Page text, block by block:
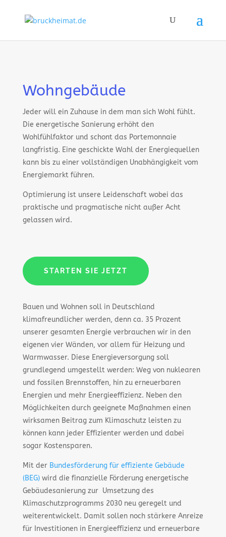
Wohngebäude
Jeder will ein Zuhause in dem man sich Wohl fühlt.
Die energetische Sanierung erhöht den
Wohlfühlfaktor und schont das Portemonnaie
langfristig. Eine geschickte Wahl der Energiequellen
kann bis zu einer vollständigen Unabhängigkeit vom
Energiemarkt führen.
Optimierung ist unsere Leidenschaft wobei das
praktische und pragmatische nicht außer Acht
gelassen wird.
STARTEN SIE JETZT
Bauen und Wohnen soll in Deutschland
klimafreundlicher werden, denn ca. 35 Prozent
unserer gesamten Energie verbrauchen wir in den
eigenen vier Wänden, vor allem für Heizung und
Warmwasser. Diese Energieversorgung soll
grundlegend umgestellt werden: Weg von nuklearen
und fossilen Brennstoffen, hin zu erneuerbaren
Energien und mehr Energieeffizienz. Neben den
Möglichkeiten durch geeignete Maßnahmen einen
wirksamen Beitrag zum Klimaschutz leisten zu
können kann jeder Effizienter werden und dabei
sogar Kostensparen.
Mit der Bundesförderung für effiziente Gebäude
(BEG) wird die finanzielle Förderung energetische
Gebäudesanierung zur Umsetzung des
Klimaschutzprogramms 2030 neu geregelt und
weiterentwickelt. Damit sollen noch stärkere Anreize
für Investitionen in Energieeffizienz und erneuerbare